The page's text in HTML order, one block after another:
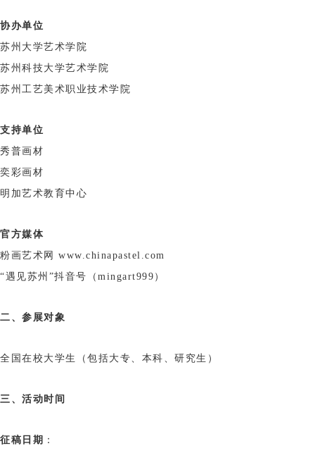
协办单位
苏州大学艺术学院
苏州科技大学艺术学院
苏州工艺美术职业技术学院
支持单位
秀普画材
奕彩画材
明加艺术教育中心
官方媒体
粉画艺术网 www.chinapastel.com
“遇见苏州”抖音号（mingart999）
二、参展对象
全国在校大学生（包括大专、本科、研究生）
三、活动时间
征稿日期 ：